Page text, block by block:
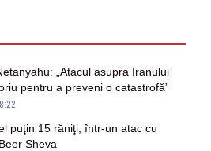
„Atacul asupra Iranului
pentru a preveni o catastrofă”
puţin 15 răniţi, într-un atac cu
Sheva